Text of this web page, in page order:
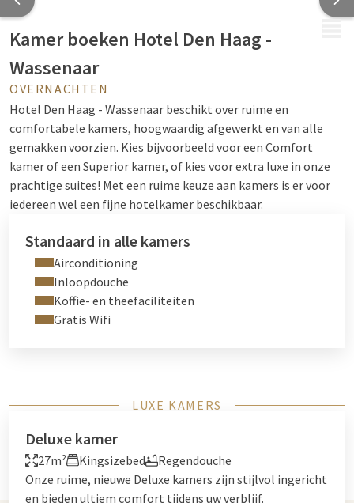
Kamer boeken Hotel Den Haag -
Wassenaar
OVERNACHTEN
Hotel Den Haag - Wassenaar beschikt over ruime en
comfortabele kamers, hoogwaardig afgewerkt en van alle
gemakken voorzien. Kies bijvoorbeeld voor een Comfort
kamer of een Superior kamer, of kies voor extra luxe in onze
prachtige suites! Met een ruime keuze aan kamers is er voor
iedereen wel een fijne hotelkamer beschikbaar.
Standaard in alle kamers
Airconditioning
Inloopdouche
Koffie- en theefaciliteiten
Gratis Wifi
LUXE KAMERS
Deluxe kamer
27m² Kingsizebed
Regendouche
Onze ruime, nieuwe Deluxe kamers zijn stijlvol ingericht
en bieden ultiem comfort tijdens uw verblijf.